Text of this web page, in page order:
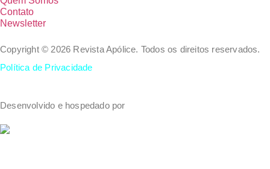
Contato
Newsletter
Copyright © 2026 Revista Apólice. Todos os direitos reservados.
Política de Privacidade
Desenvolvido e hospedado por